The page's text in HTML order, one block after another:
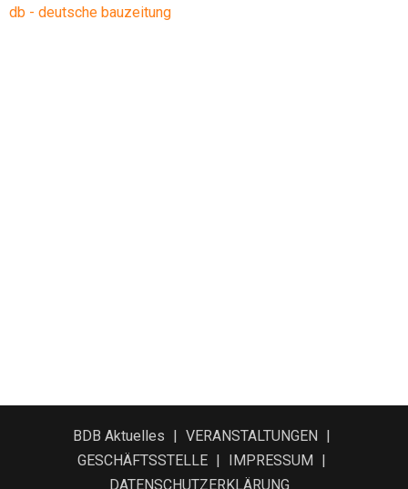
db - deutsche bauzeitung
BDB Aktuelles
VERANSTALTUNGEN
GESCHÄFTSSTELLE
IMPRESSUM
DATENSCHUTZERKLÄRUNG